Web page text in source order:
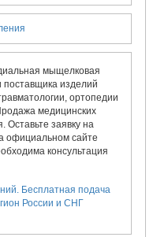
мыщелковая
поставщика изделий
ортопедии
медицинских
Оставьте заявку на
официальном сайте
консультация